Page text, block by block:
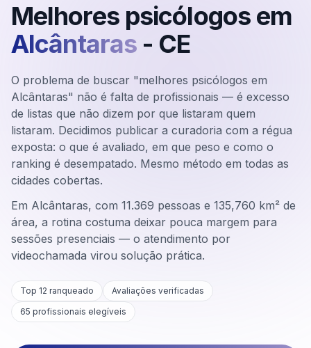
Melhores psicólogos em
Alcântaras - CE
O problema de buscar "melhores psicólogos em
Alcântaras" não é falta de profissionais — é excesso
de listas que não dizem por que listaram quem
listaram. Decidimos publicar a curadoria com a régua
exposta: o que é avaliado, em que peso e como o
ranking é desempatado. Mesmo método em todas as
cidades cobertas.
Em Alcântaras, com 11.369 pessoas e 135,760 km² de
área, a rotina costuma deixar pouca margem para
sessões presenciais — o atendimento por
videochamada virou solução prática.
Top 12 ranqueado
Avaliações verificadas
65 profissionais elegíveis